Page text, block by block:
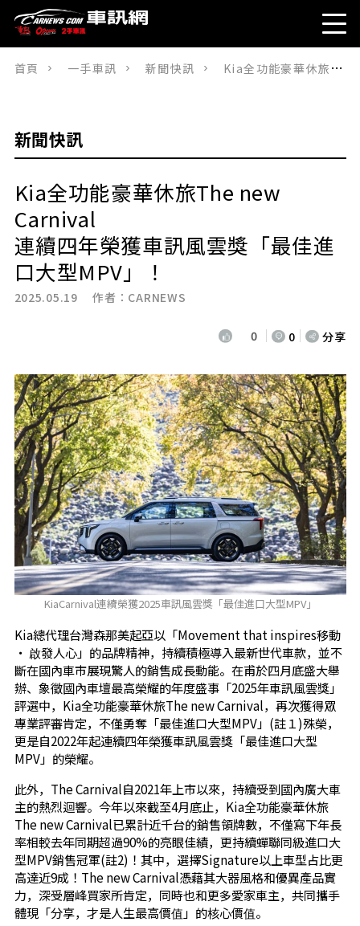
首頁 一手車訊 新聞快訊 Kia全功能豪華休旅The new Carnival 連續四年榮獲車訊風雲獎「最佳進口大型MPV」！
新聞快訊
Kia全功能豪華休旅The new
Carnival
連續四年榮獲車訊風雲獎「最佳進
口大型MPV」！
2025.05.19 作者： CARNEWS
0 0 分享
KiaCarnival連續榮獲2025車訊風雲獎「最佳進口大型MPV」
Kia總代理台灣森那美起亞以「Movement that inspires移動
‧ 啟發人心」的品牌精神，持續積極導入最新世代車款，並不
斷在國內車市展現驚人的銷售成長動能。在甫於四月底盛大舉
辦、象徵國內車壇最高榮耀的年度盛事「2025年車訊風雲獎」
評選中，Kia全功能豪華休旅The new Carnival，再次獲得眾
專業評審肯定，不僅勇奪「最佳進口大型MPV」(註１)殊榮，
更是自2022年起連續四年榮獲車訊風雲獎「最佳進口大型
MPV」的榮耀。
此外，The Carnival自2021年上市以來，持續受到國內廣大車
主的熱烈迴響。今年以來截至4月底止，Kia全功能豪華休旅
The new Carnival已累計近千台的銷售領牌數，不僅寫下年長
率相較去年同期超過90%的亮眼佳績，更持續蟬聯同級進口大
型MPV銷售冠軍(註2)！其中，選擇Signature以上車型占比更
高達近9成！The new Carnival憑藉其大器風格和優異產品實
力，深受層峰買家所肯定，同時也和更多愛家車主，共同攜手
體現「分享，才是人生最高價值」的核心價值。